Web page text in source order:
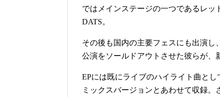
ではメインステージの一つであるレ
DATS。
その後も国内の主要フェスにも出演
公演をソールドアウトさせた彼らが、
EPには既にライブのハイライト曲とし
ミックスバージョンとあわせて収録